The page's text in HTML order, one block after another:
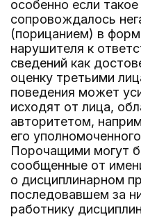
особенно если
сопровождалось
(порицанием) в
нарушителя к
сведений как
оценку третьими
поведения может
исходят от лица,
авторитетом,
его
Порочащими могут
сообщенные от
о дисциплинарном
последовавшем за
работнику